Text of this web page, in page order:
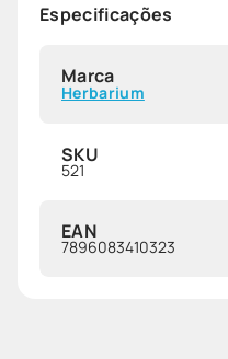
Especificações
Marca
Herbarium
SKU
521
EAN
7896083410323